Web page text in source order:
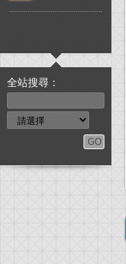
全站搜尋：